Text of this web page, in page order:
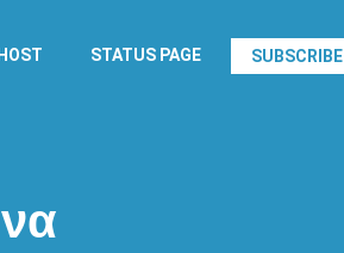
STATUS PAGE SUBSCRIBE